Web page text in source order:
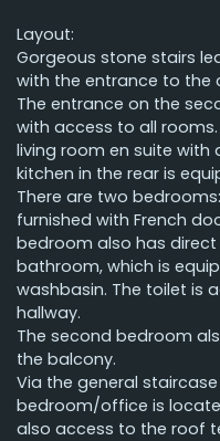
Layout:
Gorgeous stone stairs
with the entrance to the
The entrance on the
with access to all
living room en suite with
kitchen in the rear is
There are two
furnished with French
bedroom also has
bathroom, which is
washbasin. The toilet is
hallway.
The second bedroom
the balcony.
Via the general
bedroom/office is
also access to the roof